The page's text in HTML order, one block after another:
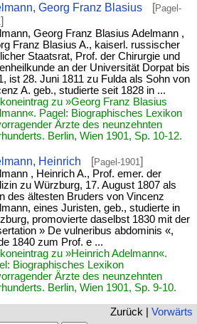
Georg Franz Blasius [Pagel-
]
Georg Franz Blasius Adelmann ,
Franz Blasius A., kaiserl. russischer
Staatsrat, Prof. der Chirurgie und
an der Universität Dorpat bis
ist 28. Juni 1811 zu Fulda als Sohn von
A. geb., studierte seit 1828 in ...
zu »Georg Franz Blasius
Pagel: Biographisches Lexikon
Ärzte des neunzehnten
Berlin, Wien 1901, Sp. 10-12.
Heinrich [Pagel-1901]
, Heinrich A., Prof. emer. der
zu Würzburg, 17. August 1807 als
des ältesten Bruders von Vincenz
eines Juristen, geb., studierte in
promovierte daselbst 1830 mit der
» De vulneribus abdominis «,
1840 zum Prof. e ...
zu »Heinrich Adelmann«.
Biographisches Lexikon
Ärzte des neunzehnten
Berlin, Wien 1901, Sp. 9-10.
Zurück |Vorwärts